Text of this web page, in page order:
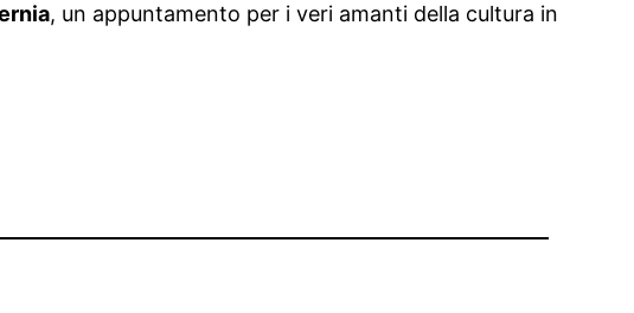
, un appuntamento per i veri amanti della cultura in